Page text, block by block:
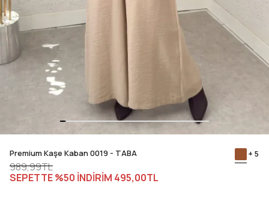
Premium Kaşe Kaban 0019 - TABA + 5
989,99TL
SEPETTE %50 İNDİRİM 495,00TL